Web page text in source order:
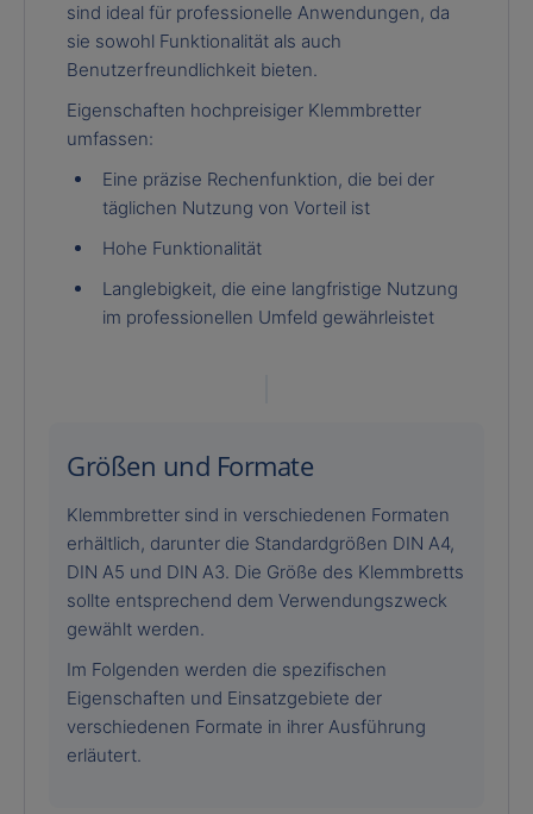
sind ideal für professionelle Anwendungen, da
sie sowohl Funktionalität als auch
Benutzerfreundlichkeit bieten.
Eigenschaften hochpreisiger Klemmbretter
umfassen:
Eine präzise Rechenfunktion, die bei der
täglichen Nutzung von Vorteil ist
Hohe Funktionalität
Langlebigkeit, die eine langfristige Nutzung
im professionellen Umfeld gewährleistet
Größen und Formate
Klemmbretter sind in verschiedenen Formaten
erhältlich, darunter die Standardgrößen DIN A4,
DIN A5 und DIN A3. Die Größe des Klemmbretts
sollte entsprechend dem Verwendungszweck
gewählt werden.
Im Folgenden werden die spezifischen
Eigenschaften und Einsatzgebiete der
verschiedenen Formate in ihrer Ausführung
erläutert.